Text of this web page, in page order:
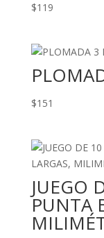
$119
$151
JUEGO
PUNTA